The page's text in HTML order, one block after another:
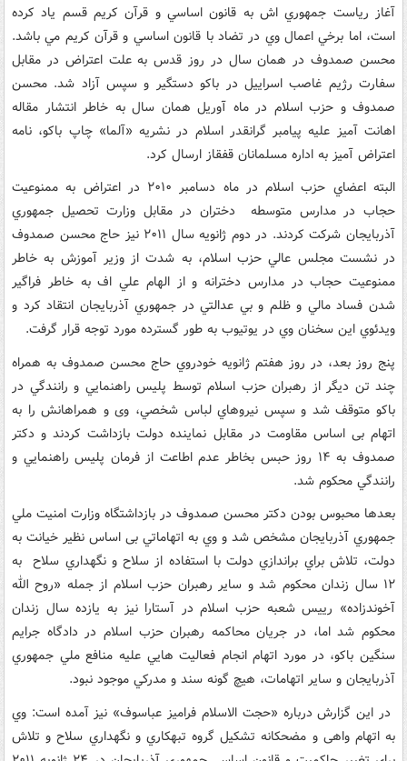
آغاز رياست جمهوري اش به قانون اساسي و قرآن کريم قسم ياد کرده
است، اما برخي اعمال وي در تضاد با قانون اساسي و قرآن کريم مي باشد.
محسن صمدوف در همان سال در روز قدس به علت اعتراض در مقابل
سفارت رژیم غاصب اسراييل در باکو دستگير و سپس آزاد شد. محسن
صمدوف و حزب اسلام در ماه آوريل همان سال به خاطر انتشار مقاله
اهانت آميز عليه پيامبر گرانقدر اسلام در نشريه «آلما» چاپ باکو، نامه
اعتراض آميز به اداره مسلمانان قفقاز ارسال کرد.
البته اعضاي حزب اسلام در ماه دسامبر ۲۰۱۰ در اعتراض به ممنوعيت
حجاب در مدارس متوسطه دختران در مقابل وزارت تحصيل جمهوري
آذربايجان شرکت کردند. در دوم ژانويه سال ۲۰۱۱ نيز حاج محسن صمدوف
در نشست مجلس عالي حزب اسلام، به شدت از وزير آموزش به خاطر
ممنوعيت حجاب در مدارس دخترانه و از الهام علي اف به خاطر فراگير
شدن فساد مالي و ظلم و بي عدالتي در جمهوري آذربايجان انتقاد کرد و
ويدئوي اين سخنان وي در يوتيوب به طور گسترده مورد توجه قرار گرفت.
پنج روز بعد، در روز هفتم ژانويه خودروي حاج محسن صمدوف به همراه
چند تن ديگر از رهبران حزب اسلام توسط پليس راهنمايي و رانندگي در
باکو متوقف شد و سپس نيروهاي لباس شخصي، وی و همراهانش را به
اتهام بی اساس مقاومت در مقابل نماينده دولت بازداشت کردند و دکتر
صمدوف به ۱۴ روز حبس بخاطر عدم اطاعت از فرمان پليس راهنمايي و
رانندگي محکوم شد.
بعدها محبوس بودن دکتر محسن صمدوف در بازداشتگاه وزارت امنيت ملي
جمهوري آذربايجان مشخص شد و وي به اتهاماتي بی اساس نظير خيانت به
دولت، تلاش براي براندازي دولت با استفاده از سلاح و نگهداري سلاح به
۱۲ سال زندان محکوم شد و ساير رهبران حزب اسلام از جمله «روح الله
آخوندزاده» رييس شعبه حزب اسلام در آستارا نيز به يازده سال زندان
محکوم شد اما، در جريان محاکمه رهبران حزب اسلام در دادگاه جرايم
سنگين باکو، در مورد اتهام انجام فعاليت هايي عليه منافع ملي جمهوري
آذربايجان و سایر اتهامات، هيچ گونه سند و مدرکي موجود نبود.
در اين گزارش درباره «حجت الاسلام فراميز عباسوف» نیز آمده است: وي
به اتهام واهی و مضحکانه تشکيل گروه تبهکاري و نگهداري سلاح و تلاش